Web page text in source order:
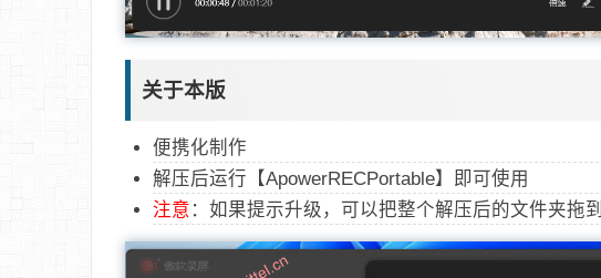
关于本版
便携化制作
解压后运行【ApowerRECPortable】即可使用
注意 ：如果提示升级，可以把整个解压后的文件夹拖到